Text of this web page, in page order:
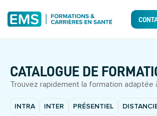
CATALOGUE DE
Trouvez rapidement la formation adaptée
INTRA INTER PRÉSENTIEL